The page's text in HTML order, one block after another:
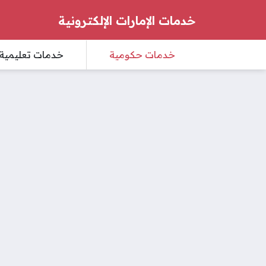
خدمات الإمارات الإلكترونية
خدمات حكومية خدمات تعليمية